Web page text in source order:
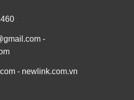
-
- newlink.com.vn